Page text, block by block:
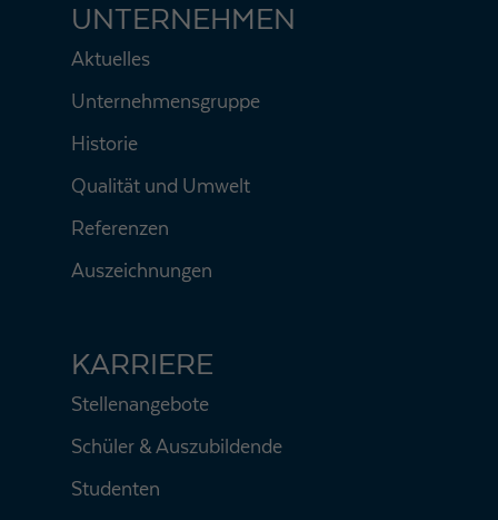
UNTERNEHMEN
Aktuelles
Unternehmensgruppe
Historie
Qualität und Umwelt
Referenzen
Auszeichnungen
KARRIERE
Stellenangebote
Schüler & Auszubildende
Studenten